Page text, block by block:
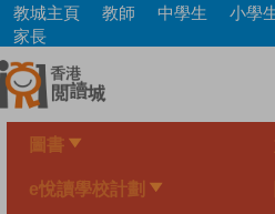
Skip
main
content
教城主頁 教師 中學生
小學
家長
圖書
e悅讀學校計劃